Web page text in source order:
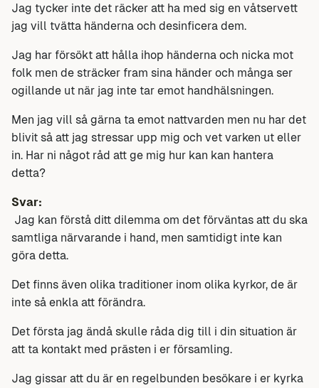
Jag tycker inte det räcker att ha med sig en våtservett
jag vill tvätta händerna och desinficera dem.
Jag har försökt att hålla ihop händerna och nicka mot
folk men de sträcker fram sina händer och många ser
ogillande ut när jag inte tar emot handhälsningen.
Men jag vill så gärna ta emot nattvarden men nu har det
blivit så att jag stressar upp mig och vet varken ut eller
in. Har ni något råd att ge mig hur kan kan hantera
detta?
Svar:
Jag kan förstå ditt dilemma om det förväntas att du ska
samtliga närvarande i hand, men samtidigt inte kan
göra detta.
Det finns även olika traditioner inom olika kyrkor, de är
inte så enkla att förändra.
Det första jag ändå skulle råda dig till i din situation är
att ta kontakt med prästen i er församling.
Jag gissar att du är en regelbunden besökare i er kyrka